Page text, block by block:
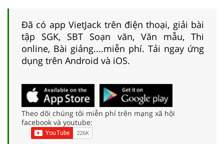
Đã có app VietJack trên điện thoại, giải bài
tập SGK, SBT Soạn văn, Văn mẫu, Thi
online, Bài giảng....miễn phí. Tải ngay ứng
dụng trên Android và iOS.
Theo dõi chúng tôi miễn phí trên mạng xã hội
facebook và youtube: